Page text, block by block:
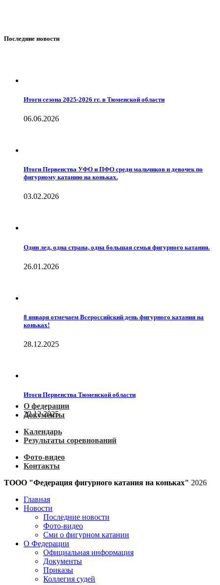
Последние новости
Итоги сезона 2025-2026 гг. в Тюменской области
06.06.2026
Итоги Первенства УФО и ПФО среди мальчиков и девочек по
фигурному катанию на коньках.
03.02.2026
Один лед, одна страна, одна большая семья фигурного катания.
26.01.2026
8 января отмечаем Всероссийский день фигурного катания на
коньках!
28.12.2025
Итоги Первенства Тюменской области
22.12.2025
О федерации
Документы
Календарь
Результаты соревнований
Фото-видео
Контакты
ТООО "Федерация фигурного катания на коньках" 2026
Главная
Новости
Последние новости
Фото-видео
Сми о фигурном катании
О Федерации
Официальная информация
Документы
Приказы
Коллегия судей